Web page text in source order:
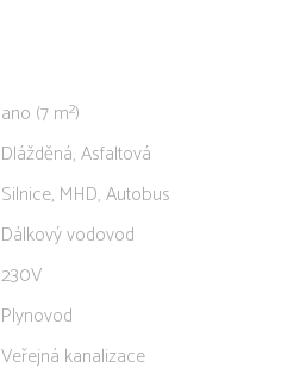
ano (7 m²)
Dlážděná, Asfaltová
Silnice, MHD, Autobus
Dálkový vodovod
230V
Plynovod
Veřejná kanalizace